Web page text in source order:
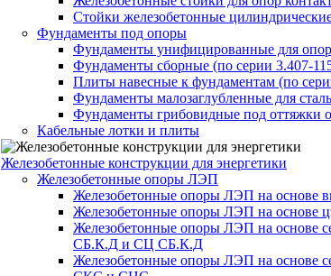
Стойки железобетонные
Фундаменты под опоры
Фундаменты унифицированные для
Фундаменты сборные (по серии 3.407-
Плиты навесные к фундаментам (по
Фундаменты малозаглубленные для
Фундаменты грибовидные под оттяжки
Кабельные лотки и плиты
Железобетонные конструкции для энергетики
Железобетонные опоры ЛЭП
Железобетонные опоры ЛЭП на основе
Железобетонные опоры ЛЭП на основе
Железобетонные опоры ЛЭП на основе
СБ.К.Д и СЦ СБ.К.Д
Железобетонные опоры ЛЭП на основе